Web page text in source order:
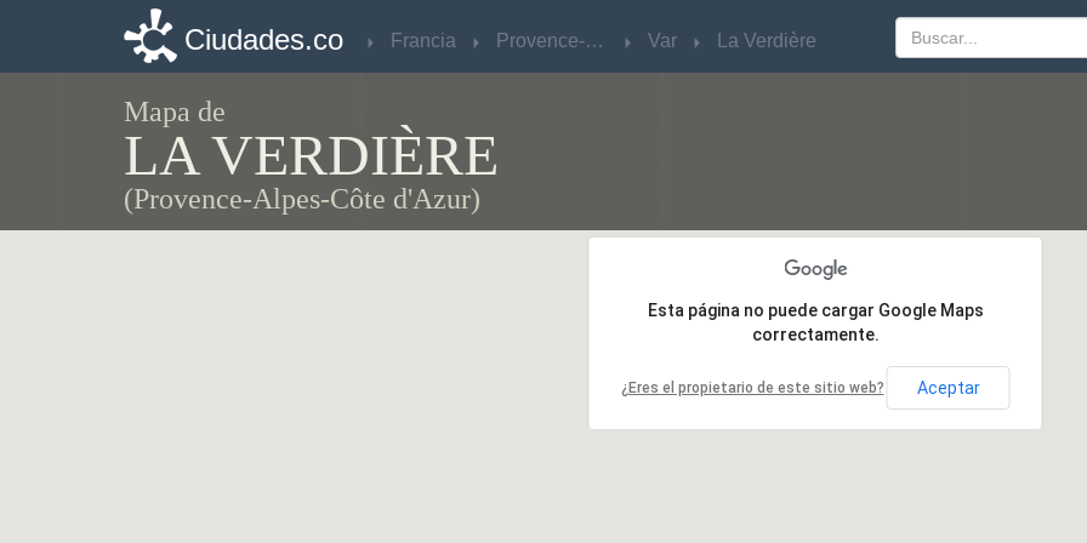
Ciudades.co Francia Provence-Alpes-Côte d'Azur Var La Verdière
Mapa de
LA VERDIÈRE
(Provence-Alpes-Côte d'Azur)
Esta página no puede cargar Google Maps
correctamente.
¿Eres el propietario de este sitio web? Aceptar
Esta página no puede cargar Google Maps
correctamente.
¿Eres el propietario de este sitio web? Aceptar
Ciudades.co Francia Provence-Alpes-Côte d'Azur Var La Verdière